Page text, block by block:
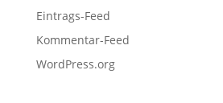
Eintrags-Feed
Kommentar-Feed
WordPress.org